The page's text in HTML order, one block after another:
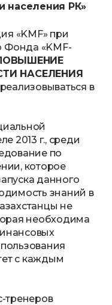
населения РК»
«KMF» при
Фонда «KMF-
НАСЕЛЕНИЯ
в
2013 г., среди
по
которое
данного
знаний в
не
необходима
с каждым
тренеров